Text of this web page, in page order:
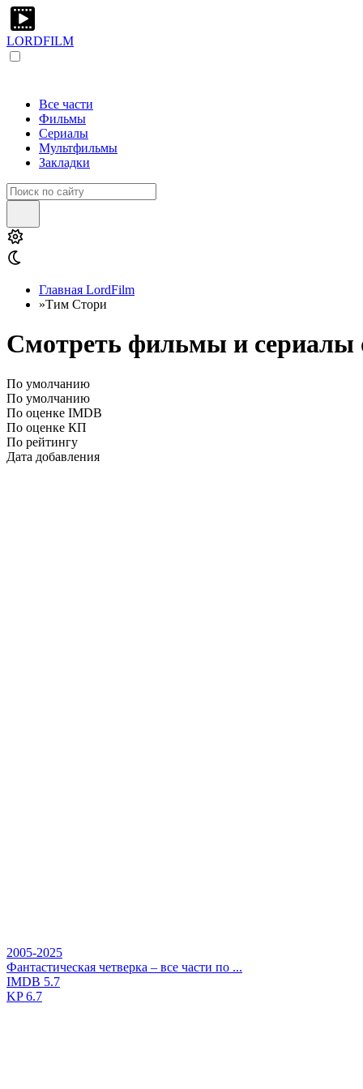
LORDFILM
Все части
Фильмы
Сериалы
Мультфильмы
Закладки
Главная LordFilm
»Тим Стори
Смотреть фильмы и сериалы
По умолчанию
По умолчанию
По оценке IMDB
По оценке КП
По рейтингу
Дата добавления
2005-2025
Фантастическая четверка – все части по ...
IMDB 5.7
KP6.7